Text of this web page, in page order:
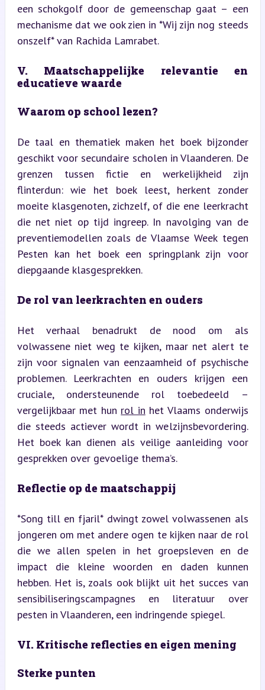
een schokgolf door de gemeenschap gaat – een
mechanisme dat we ook zien in *Wij zijn nog steeds
onszelf* van Rachida Lamrabet.
V. Maatschappelijke relevantie en
educatieve waarde
Waarom op school lezen?
De taal en thematiek maken het boek bijzonder
geschikt voor secundaire scholen in Vlaanderen. De
grenzen tussen fictie en werkelijkheid zijn
flinterdun: wie het boek leest, herkent zonder
moeite klasgenoten, zichzelf, of die ene leerkracht
die net niet op tijd ingreep. In navolging van de
preventiemodellen zoals de Vlaamse Week tegen
Pesten kan het boek een springplank zijn voor
diepgaande klasgesprekken.
De rol van leerkrachten en ouders
Het verhaal benadrukt de nood om als
volwassene niet weg te kijken, maar net alert te
zijn voor signalen van eenzaamheid of psychische
problemen. Leerkrachten en ouders krijgen een
cruciale, ondersteunende rol toebedeeld –
vergelijkbaar met hun rol in het Vlaams onderwijs
die steeds actiever wordt in welzijnsbevordering.
Het boek kan dienen als veilige aanleiding voor
gesprekken over gevoelige thema’s.
Reflectie op de maatschappij
*Song till en fjaril* dwingt zowel volwassenen als
jongeren om met andere ogen te kijken naar de rol
die we allen spelen in het groepsleven en de
impact die kleine woorden en daden kunnen
hebben. Het is, zoals ook blijkt uit het succes van
sensibiliseringscampagnes en literatuur over
pesten in Vlaanderen, een indringende spiegel.
VI. Kritische reflecties en eigen mening
Sterke punten